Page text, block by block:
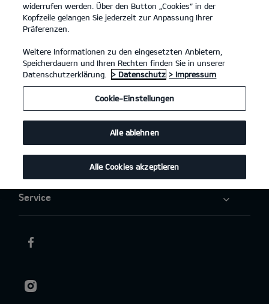
Business
Angebote
Elektromobilität
Aktuelles
Service
widerrufen werden. Über den Button „Cookies“ in der
Kopfzeile gelangen Sie jederzeit zur Anpassung Ihrer
Präferenzen.
Weitere Informationen zu den eingesetzten Anbietern,
Speicherdauern und Ihren Rechten finden Sie in unserer
Datenschutzerklärung.
> Datenschutz > Impressum
Cookie-Einstellungen
Alle ablehnen
Alle Cookies akzeptieren